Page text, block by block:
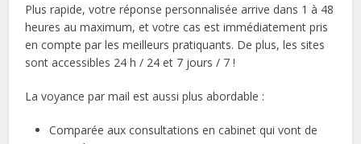
Plus rapide, votre réponse personnalisée arrive dans 1 à 48
heures au maximum, et votre cas est immédiatement pris
en compte par les meilleurs pratiquants. De plus, les sites
sont accessibles 24 h / 24 et 7 jours / 7 !
La voyance par mail est aussi plus abordable :
Comparée aux consultations en cabinet qui vont de